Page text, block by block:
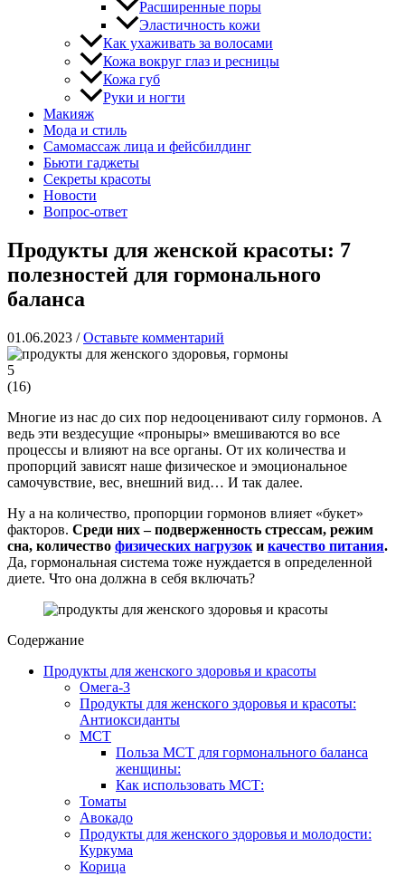
Расширенные поры
Эластичность кожи
Как ухаживать за волосами
Кожа вокруг глаз и ресницы
Кожа губ
Руки и ногти
Макияж
Мода и стиль
Самомассаж лица и фейсбилдинг
Бьюти гаджеты
Секреты красоты
Новости
Вопрос-ответ
Продукты для женской красоты: 7
полезностей для гормонального
баланса
01.06.2023 /Оставьте комментарий
5
(16)
Многие из нас до сих пор недооценивают силу гормонов. А
ведь эти вездесущие «проныры» вмешиваются во все
процессы и влияют на все органы. От их количества и
пропорций зависят наше физическое и эмоциональное
самочувствие, вес, внешний вид… И так далее.
Ну а на количество, пропорции гормонов влияет «букет»
факторов. Среди них – подверженность стрессам, режим
сна, количество физических нагрузок и качество питания.
Да, гормональная система тоже нуждается в определенной
диете. Что она должна в себя включать?
Содержание
Продукты для женского здоровья и красоты
Омега-3
Продукты для женского здоровья и красоты:
Антиоксиданты
МСТ
Польза МСТ для гормонального баланса
женщины:
Как использовать МСТ:
Томаты
Авокадо
Продукты для женского здоровья и молодости:
Куркума
Корица